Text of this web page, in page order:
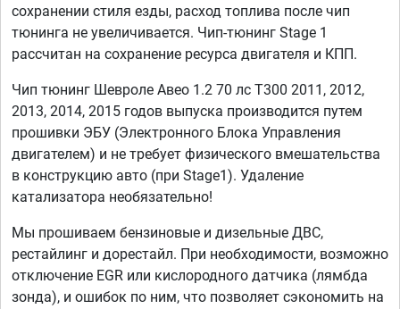
сохранении стиля езды, расход топлива после чип
тюнинга не увеличивается. Чип-тюнинг Stage 1
рассчитан на сохранение ресурса двигателя и КПП.
Чип тюнинг Шевроле Авео 1.2 70 лс T300 2011, 2012,
2013, 2014, 2015 годов выпуска производится путем
прошивки ЭБУ (Электронного Блока Управления
двигателем) и не требует физического вмешательства
в конструкцию авто (при Stage1). Удаление
катализатора необязательно!
Мы прошиваем бензиновые и дизельные ДВС,
рестайлинг и дорестайл. При необходимости, возможно
отключение EGR или кислородного датчика (лямбда
зонда), и ошибок по ним, что позволяет сэкономить на